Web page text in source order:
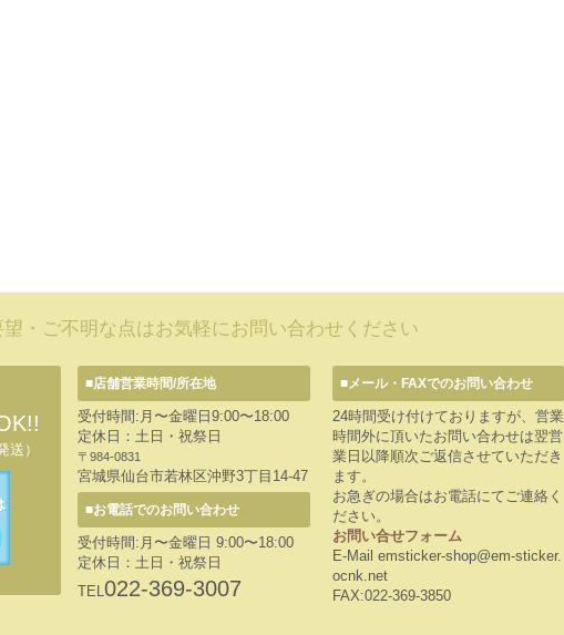
望・ご不明な点はお気軽にお問い合わせください
送）
■店舗営業時間/所在地
受付時間:月〜金曜日9:00〜18:00
定休日：土日・祝祭日
〒984-0831
宮城県仙台市若林区沖野3丁目14-47
■お電話でのお問い合わせ
受付時間:月〜金曜日 9:00〜18:00
定休日：土日・祝祭日
TEL 022-369-3007
■メール・FAXでのお問い合わせ
24時間受け付けておりますが、営業
時間外に頂いたお問い合わせは翌営
業日以降順次ご返信させていただき
ます。
お急ぎの場合はお電話にてご連絡く
ださい。
お問い合せフォーム
E-Mail emsticker-shop@em-sticker.
ocnk.net
FAX:022-369-3850